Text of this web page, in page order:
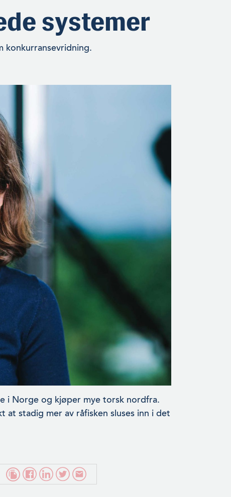
systemer
konkurransevridning.
i Norge og kjøper mye torsk nordfra.
stadig mer av råfisken sluses inn i det